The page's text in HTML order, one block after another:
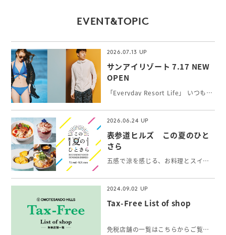
EVENT&TOPIC
2026.07.13
サンアイリゾート 7.17 NEW
OPEN
「Everyday Resort Life」 いつもワクワク感を感じたい！新しい自分に出会いたい！そんな女性の願いを叶えるトータルリゾートウェアを提案。 シルエットと機能性にこだわったトレンドの最新水着やインポート水着、長時間の外遊びに最高ランクUPF50+機能付水陸両用アクティブウェア、カップルでのご旅行にペアコーデもできるメンズ水着をお取り扱いしています。
2026.06.24
表参道ヒルズ この夏のひと
さら
五感で涼を感じる、お料理とスイーツ＆ドリンク。表参道で出会う、夏の「ひとさら」をお楽しみください。
2024.09.02
Tax-Free List of shop
免税店舗の一覧はこちらからご覧いただけます。